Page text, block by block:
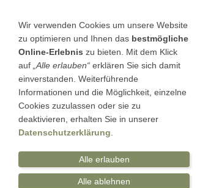
Website, die für mobile Geräte optimiert wurde.
Zur Desktop-Version
Hinweis nicht mehr anzeigen
Navigation einblenden
Mieten Sie den Gewölbekeller für Ihre Events.
Willkommen
Wir verwenden Cookies um unsere Website
zu optimieren und Ihnen das bestmögliche
Online-Erlebnis zu bieten. Mit dem Klick
auf „Alle erlauben“ erklären Sie sich damit
einverstanden. Weiterführende
Informationen und die Möglichkeit, einzelne
Cookies zuzulassen oder sie zu
deaktivieren, erhalten Sie in unserer
Datenschutzerklärung
Alle erlauben
Alle ablehnen